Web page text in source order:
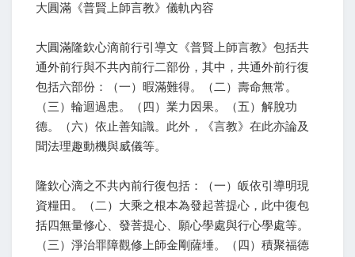
大圓滿《普賢上師言教》儀軌內容
大圓滿隆欽心滴前行引導文《普賢上師言教》包括共
通外前行與不共內前行二部份，其中，共通外前行復
包括六部份：（一）暇滿難得。（二）壽命無常。
（三）輪迴過患。（四）業力因果。（五）解脫功
德。（六）依止善知識。此外，《言教》在此亦論及
聞法理趣動機與威儀等。
隆欽心滴之不共內前行復包括：（一）皈依引導明現
資糧田。（二）大乘之根本為發起菩提心，此中復包
括四無量修心、發菩提心、願心學處與行心學處等。
（三）淨治罪障觀修上師金剛薩埵。（四）積聚福德